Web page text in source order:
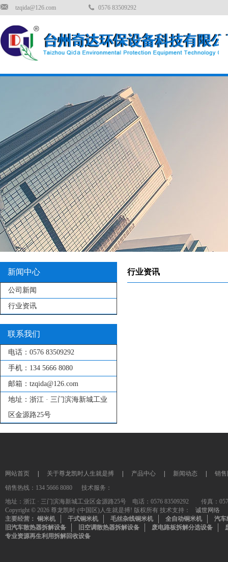
tzqida@126.com 0576 83509292
新闻中心
公司新闻
行业资讯
联系我们
电话： 0576 83509292
手机： 134 5666 8080
邮箱： tzqida@126.com
地址： 浙江 · 三门滨海新城工业
区金源路25号
行业资讯
网站首页 关于尊龙凯时人生就是搏 产品中心 新闻动态
销
销售热线：134 5666 8080 技术服务：
地址：浙江 · 三门滨海新城工业区金源路25号 电话：0576 83509292 传真：
Copyright © 2026 尊龙凯时·(中国区)人生就是搏! 版权所有 技术支持：
诚世网络
主要经营： 铜米机 干式铜米机 毛丝杂线铜米机 全自动铜米机
汽车
旧汽车散热器拆解设备
旧空调散热器拆解设备 废电路板拆解分选设备
专业资源再生利用拆解回收设备